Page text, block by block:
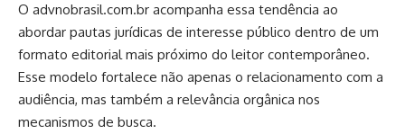
O advnobrasil.com.br acompanha essa tendência ao
abordar pautas jurídicas de interesse público dentro de um
formato editorial mais próximo do leitor contemporâneo.
Esse modelo fortalece não apenas o relacionamento com a
audiência, mas também a relevância orgânica nos
mecanismos de busca.